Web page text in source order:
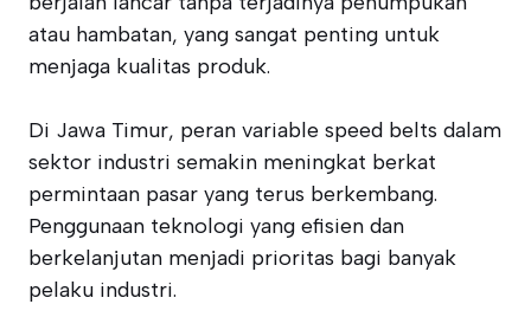
atau hambatan, yang sangat penting untuk
menjaga kualitas produk.
Di Jawa Timur, peran variable speed belts dalam
sektor industri semakin meningkat berkat
permintaan pasar yang terus berkembang.
Penggunaan teknologi yang efisien dan
berkelanjutan menjadi prioritas bagi banyak
pelaku industri.